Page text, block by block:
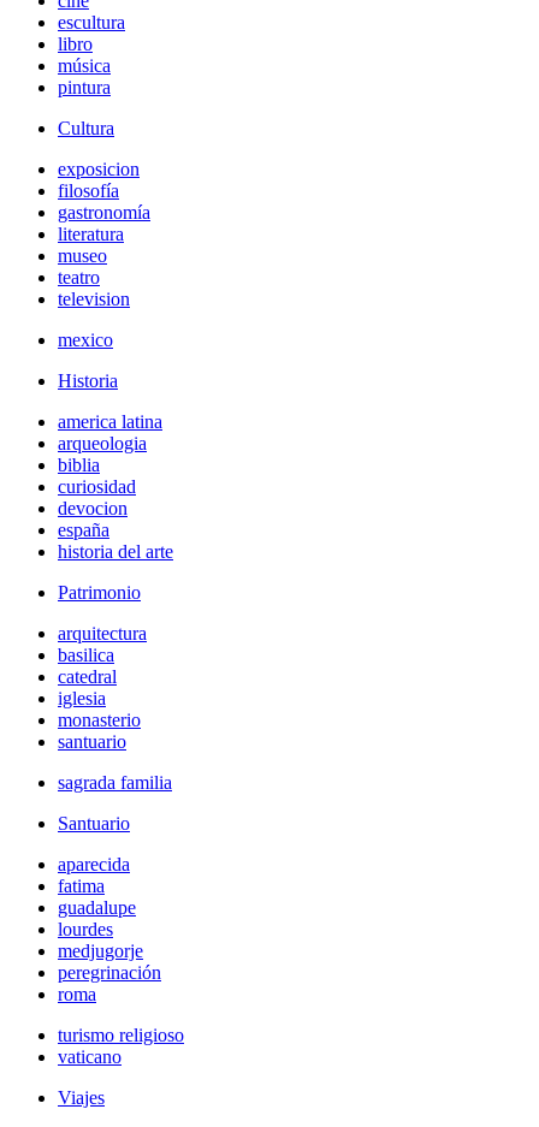
escultura
libro
música
pintura
Cultura
exposicion
filosofía
gastronomía
literatura
museo
teatro
television
mexico
Historia
america latina
arqueologia
biblia
curiosidad
devocion
españa
historia del arte
Patrimonio
arquitectura
basilica
catedral
iglesia
monasterio
santuario
sagrada familia
Santuario
aparecida
fatima
guadalupe
lourdes
medjugorje
peregrinación
roma
turismo religioso
vaticano
Viajes